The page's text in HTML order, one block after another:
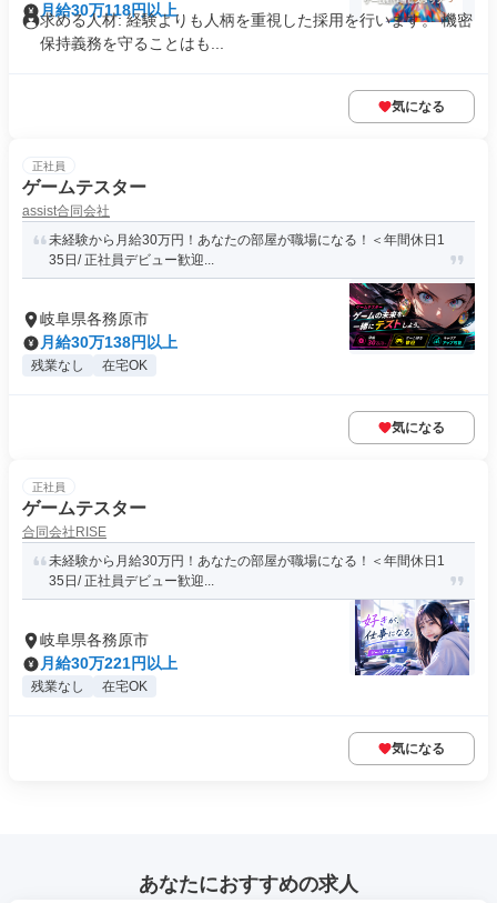
月給30万118円以上
求める人材: 経験よりも人柄を重視した採用を行います。 機密
保持義務を守ることはも...
気になる
正社員
ゲームテスター
assist合同会社
未経験から月給30万円！あなたの部屋が職場になる！＜年間休日1
35日/ 正社員デビュー歓迎...
岐阜県各務原市
月給30万138円以上
残業なし 在宅OK
気になる
正社員
ゲームテスター
合同会社RISE
未経験から月給30万円！あなたの部屋が職場になる！＜年間休日1
35日/ 正社員デビュー歓迎...
岐阜県各務原市
月給30万221円以上
残業なし 在宅OK
気になる
あなたにおすすめの求人